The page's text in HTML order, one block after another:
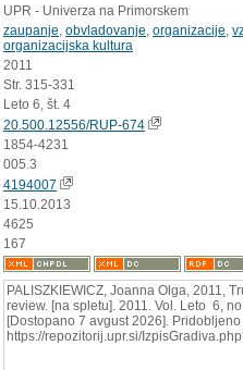
UPR - Univerza na Primorskem
zaupanje obvladovanje organizacije
organizacijska kultura
2011
Str. 315-331
Leto 6, št. 4
20.500.12556/RUP-674
1854-4231
005.3
4194007
15.10.2013
4625
167
PALISZKIEWICZ, Joanna Olga, 2011,
review. [na spletu]. 2011. Vol. Leto 6,
[Dostopano 7 avgust 2026]. Pridobljeno
https://repozitorij.upr.si/